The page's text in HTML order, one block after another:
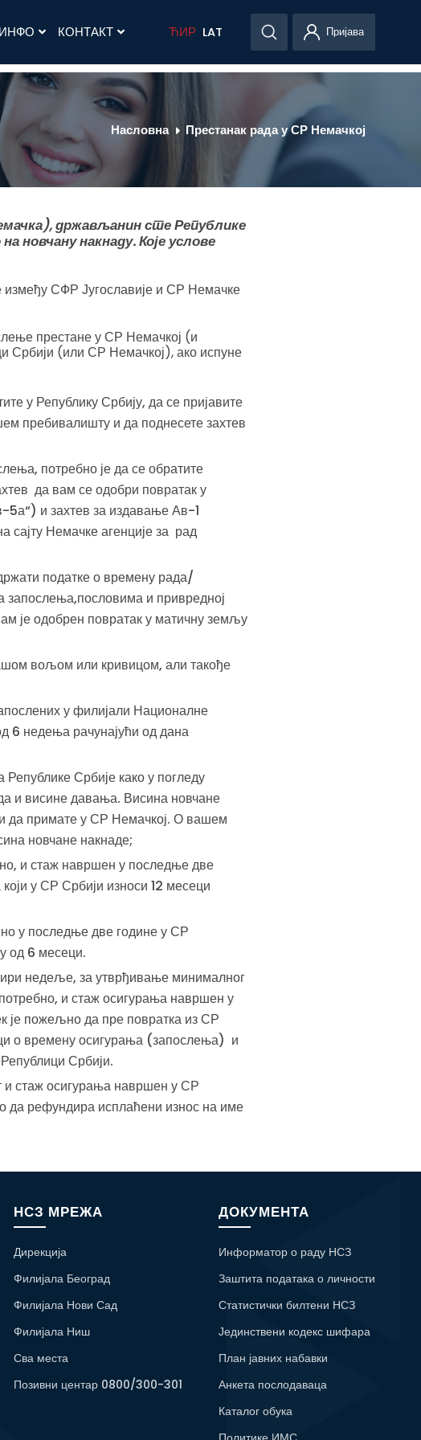
ИНФО КОНТАКТ ЋИР LAT Пријава
Насловна Престанак рада у СР Немачкој
држављанин сте Републике
новчану накнаду. Које услове
између СФР Југославије и СР Немачке
престане у СР Немачкој (и
Србији (или СР Немачкој), ако испуне
у Републику Србију, да се пријавите
пребивалишту и да поднесете захтев
потребно је да се обратите
да вам се одобри повратак у
5а“) и захтев за издавање Ав-1
сајту Немачке агенције за рад
податке о времену рада/
и привредној
је одобрен повратак у матичну земљу
вољом или кривицом, али такође
у филијали Националне
6 недења рачунајући од дана
Србије како у погледу
и висине давања. Висина новчане
да примате у СР Немачкој. О вашем
новчане накнаде;
и стаж навршен у последње две
у СР Србији износи 12 месеци
у последње две године у СР
од 6 месеци.
недеље, за утврђивање минималног
и стаж осигурања навршен у
је пожељно да пре повратка из СР
о времену осигурања (запослења) и
Србији.
и стаж осигурања навршен у СР
да рефундира исплаћени износ на име
НСЗ МРЕЖА
Дирекција
Филијала Београд
Филијала Нови Сад
Филијала Ниш
Сва места
Позивни центар 0800/300-301
ДОКУМЕНТА
Информатор о раду НСЗ
Заштита података о личности
Статистички билтени НСЗ
Јединствени кодекс шифара
План јавних набавки
Анкета послодаваца
Каталог обука